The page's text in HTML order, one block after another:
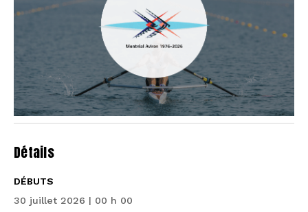
Détails
DÉBUTS
30 juillet 2026 | 00 h 00